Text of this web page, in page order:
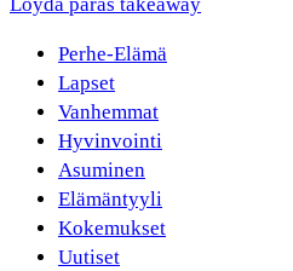
Löydä paras takeaway
Perhe-Elämä
Lapset
Vanhemmat
Hyvinvointi
Asuminen
Elämäntyyli
Kokemukset
Uutiset